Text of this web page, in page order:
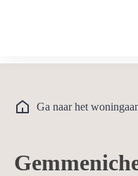
Ga naar het